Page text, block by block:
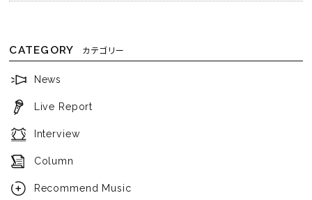
CATEGORY カテゴリー
News
Live Report
Interview
Column
Recommend Music